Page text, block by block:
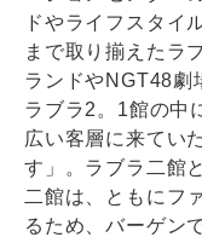
ドやライフスタイ
まで取り揃えたラ
ランドやNGT48劇
ラブラ2。1館の中
広い客層に来てい
す」。ラブラ二館
二館は、ともにフ
るため、バーゲン